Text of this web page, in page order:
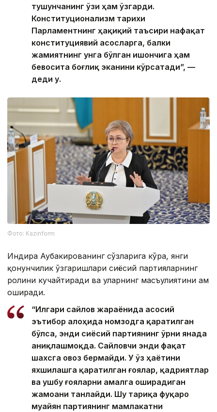
тушунчанинг ўзи ҳам ўзгарди.
Конституционализм тарихи
Парламентнинг ҳақиқий таъсири нафақат
конституциявий асосларга, балки
жамиятнинг унга бўлган ишончига ҳам
бевосита боғлиқ эканини кўрсатади”, —
деди у.
Фото: Kazinform
Индира Аубакированинг сўзларига кўра, янги
қонунчилик ўзгаришлари сиёсий партияларнинг
ролини кучайтиради ва уларнинг масъулиятини ҳам
оширади.
“Илгари сайлов жараёнида асосий
эътибор алоҳида номзодга қаратилган
бўлса, энди сиёсий партиянинг ўрни янада
аниқлашмоқда. Сайловчи энди фақат
шахсга овоз бермайди. У ўз ҳаётини
яхшилашга қаратилган ғоялар, қадриятлар
ва ушбу ғояларни амалга оширадиган
жамоани танлайди. Шу тариқа фуқаро
муайян партиянинг мамлакатни